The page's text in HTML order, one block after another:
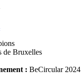
de Bruxelles
: BeCircular 2024